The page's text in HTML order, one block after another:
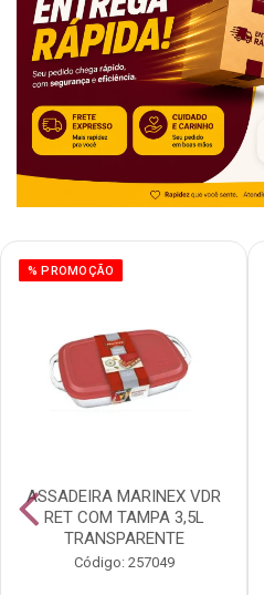
% PROMOÇÃO
ASSADEIRA MARINEX VDR
RET COM TAMPA 3,5L
TRANSPARENTE
Código: 257049